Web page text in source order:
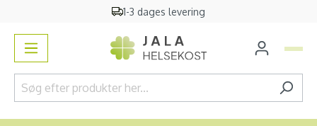
1-3 dages levering